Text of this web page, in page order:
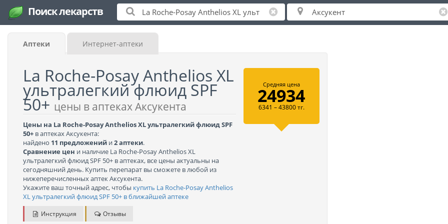
Поиск лекарств
Аптеки Интернет-аптеки
La Roche-Posay Anthelios XL
ультралегкий флюид SPF
50+ цены в аптеках Аксукента
Цены на La Roche-Posay Anthelios XL ультралегкий флюид SPF
50+ в аптеках Аксукента:
найдено 11 предложений и2 аптеки.
Сравнение цен и наличие La Roche-Posay Anthelios XL
ультралегкий флюид SPF 50+ в аптеках, все цены актуальны на
сегодняшний день. Купить перепарат вы сможете в любой из
нижеперечисленных аптек Аксукента.
Укажите ваш точный адрес, чтобы купить La Roche-Posay Anthelios
XL ультралегкий флюид SPF 50+ в ближайшей аптеке
Инструкция Отзывы
Средняя цена
24934
6341 – 43800 тг.